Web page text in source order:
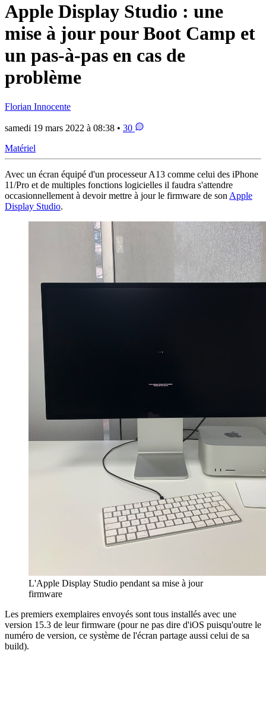
Apple Display Studio : une
mise à jour pour Boot Camp et
un pas-à-pas en cas de
problème
Florian Innocente
samedi 19 mars 2022 à 08:38 • 30
Matériel
Avec un écran équipé d'un processeur A13 comme celui des iPhone
11/Pro et de multiples fonctions logicielles il faudra s'attendre
occasionnellement à devoir mettre à jour le firmware de son Apple
Display Studio.
L'Apple Display Studio pendant sa mise à jour
firmware
Les premiers exemplaires envoyés sont tous installés avec une
version 15.3 de leur firmware (pour ne pas dire d'iOS puisqu'outre le
numéro de version, ce système de l'écran partage aussi celui de sa
build).